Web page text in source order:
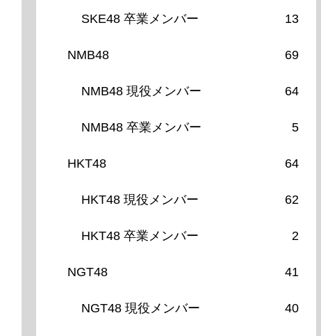
SKE48 卒業メンバー 13
NMB48 69
NMB48 現役メンバー 64
NMB48 卒業メンバー 5
HKT48 64
HKT48 現役メンバー 62
HKT48 卒業メンバー 2
NGT48 41
NGT48 現役メンバー 40